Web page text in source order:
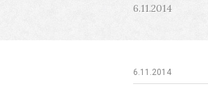
6.11.2014
6.11.2014